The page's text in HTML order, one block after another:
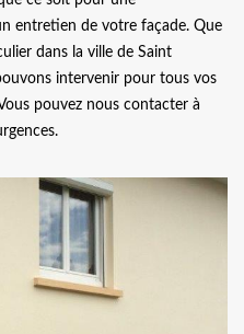
entretien de votre façade. Que
dans la ville de Saint
intervenir pour tous vos
pouvez nous contacter à